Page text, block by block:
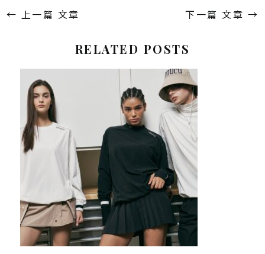
← 上一篇 文章 下一篇 文章 →
RELATED POSTS